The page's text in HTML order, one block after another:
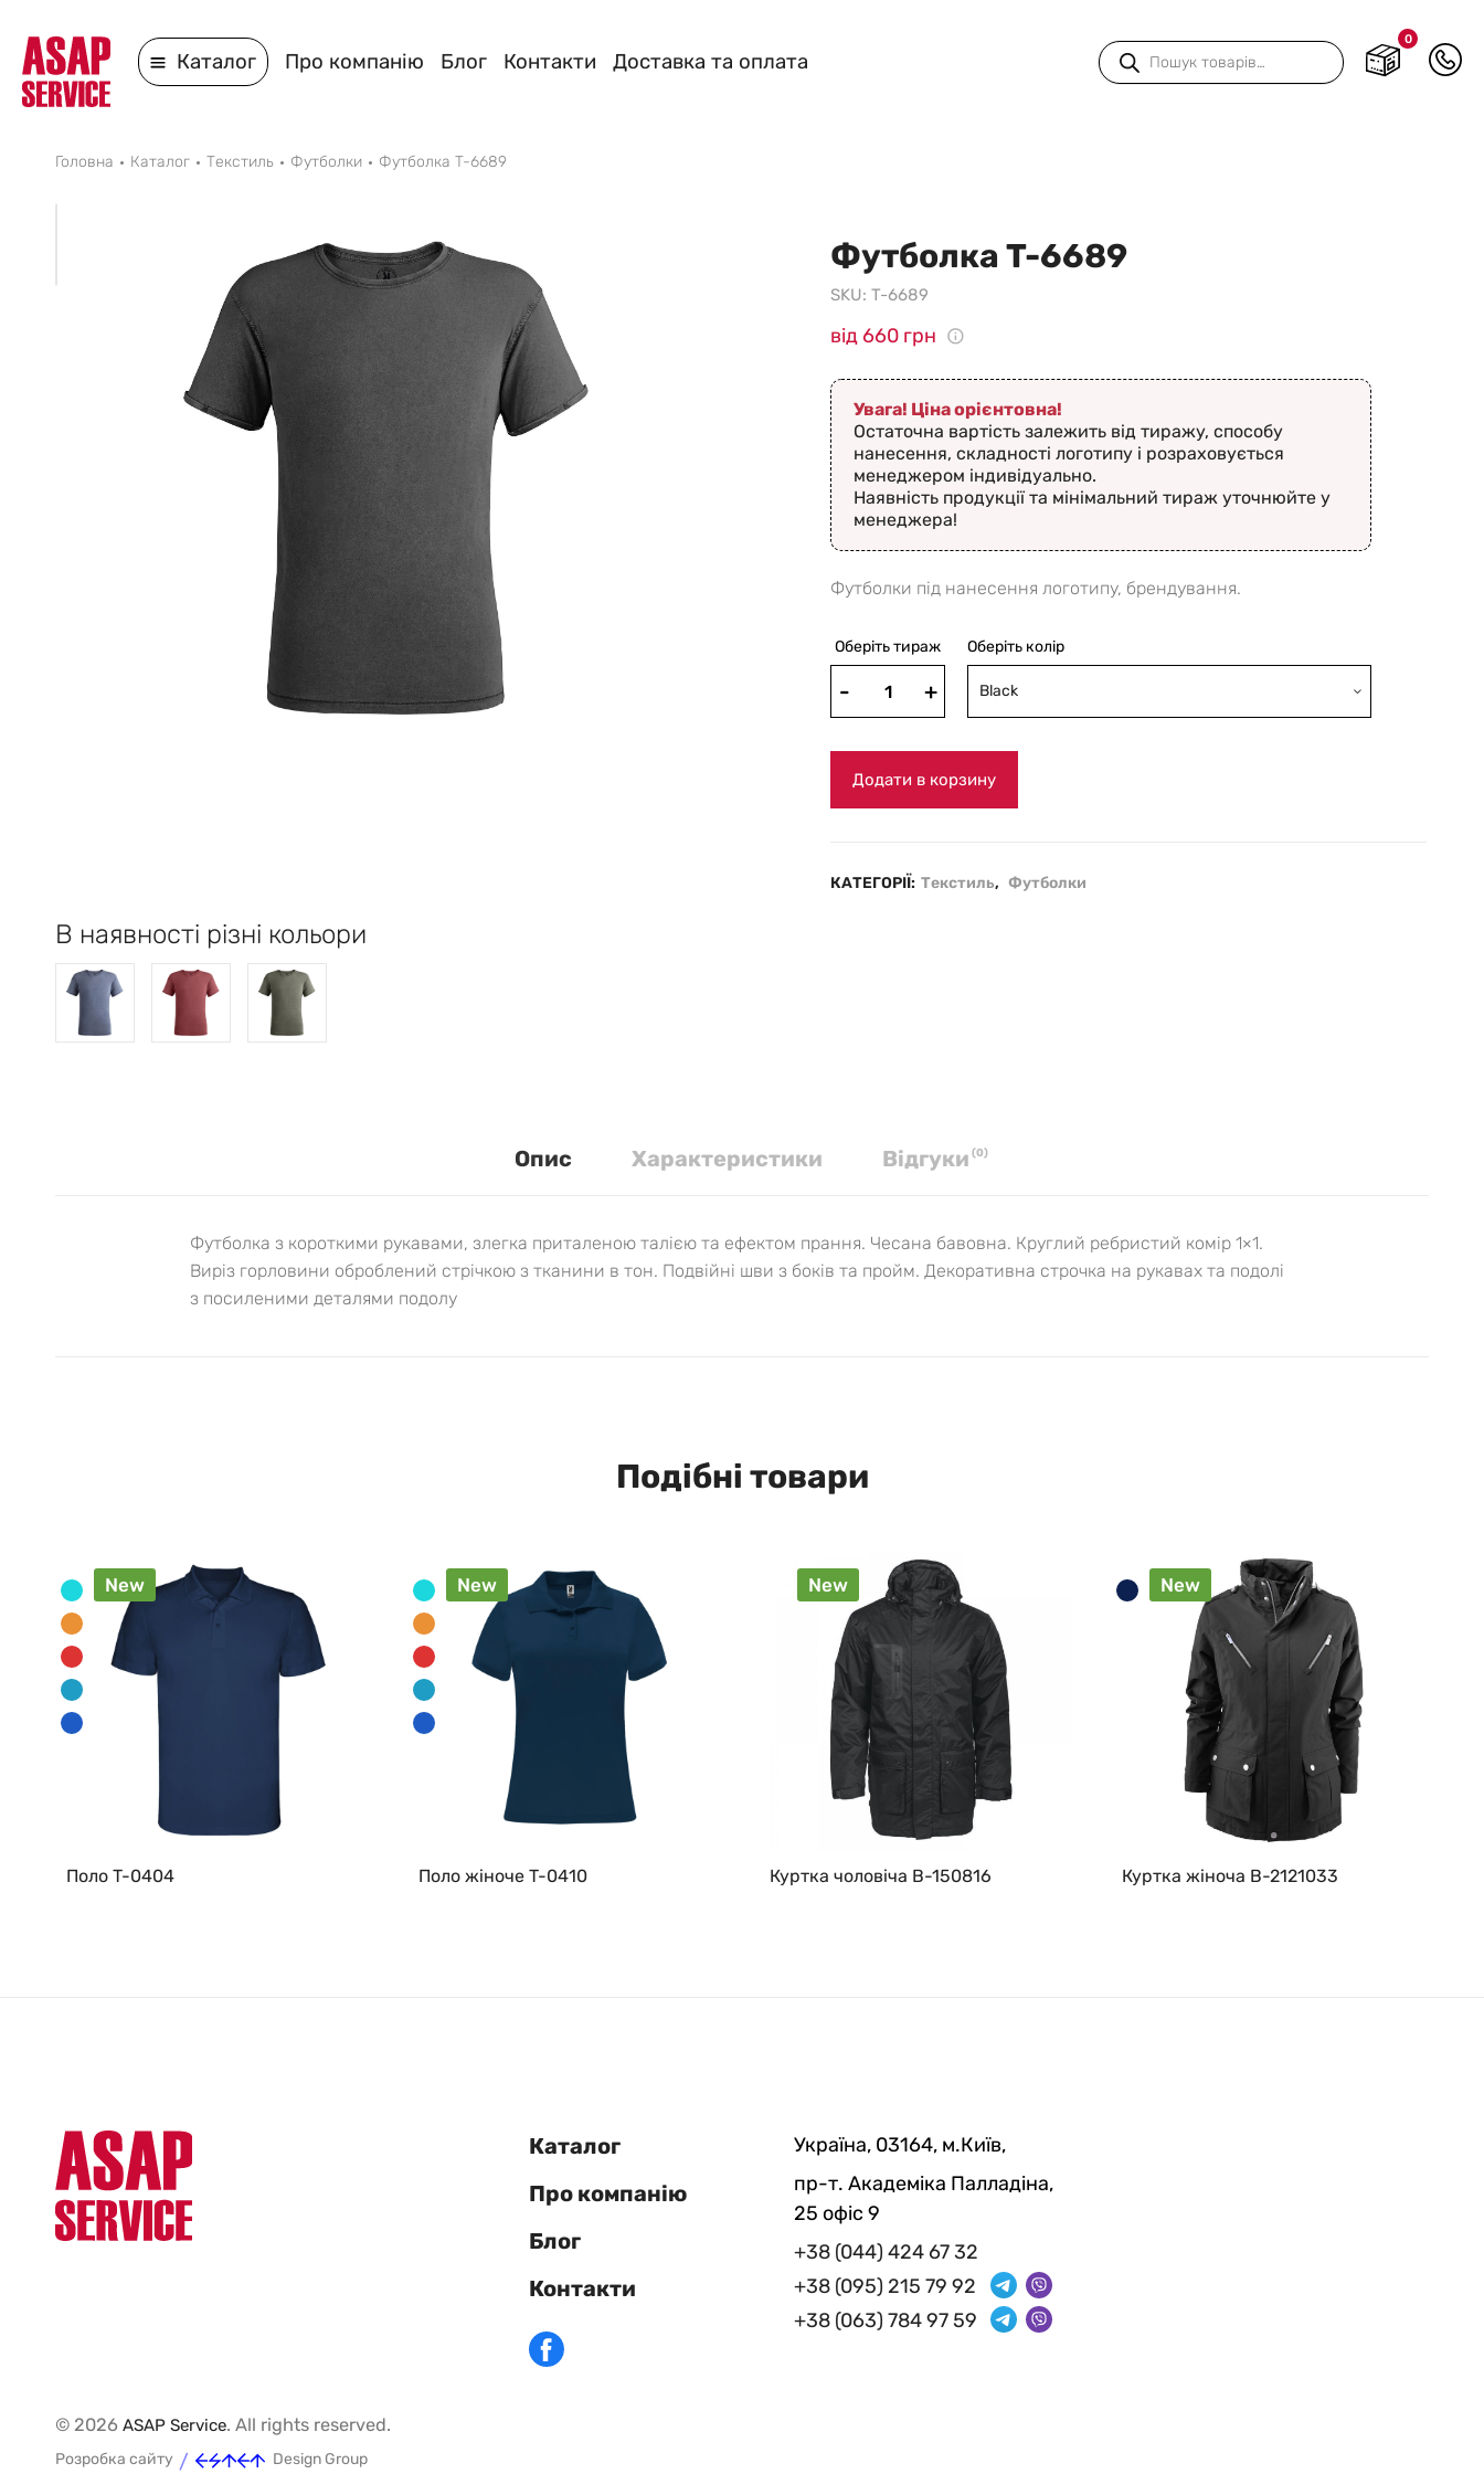
Каталог Про компанію Блог Контакти Доставка та оплата
Пошук
товарів
0
Головна Каталог Текстиль Футболки Футболка T-6689
Футболка T-6689
SKU: T-6689
від 660 грн
Увага! Ціна орієнтовна!
Остаточна вартість залежить від тиражу, способу
нанесення, складності логотипу і розраховується
менеджером індивідуально.
Наявність продукції та мінімальний тираж уточнюйте у
менеджера!
Футболки під нанесення логотипу, брендування.
Оберіть тираж Оберіть колір
Black
Додати в корзину
КАТЕГОРІЇ: Текстиль, Футболки
В наявності різні кольори
Опис Характеристики Вiдгуки (0)
Футболка з короткими рукавами, злегка приталеною талією та ефектом прання. Чесана бавовна. Круглий ребристий комір 1×1.
Виріз горловини оброблений стрічкою з тканини в тон. Подвійні шви з боків та пройм. Декоративна строчка на рукавах та подолі
з посиленими деталями подолу
Подібні товари
New
Поло T-0404
New
Поло жіноче T-0410
New
Куртка чоловіча B-150816
New
Куртка жіноча B-2121033
Каталог
Про компанію
Блог
Контакти
Україна, 03164, м.Київ,
пр-т. Академіка Палладіна,
25 офіс 9
+38 (044) 424 67 32
+38 (095) 215 79 92
+38 (063) 784 97 59
© 2026 ASAP Service. All rights reserved.
Розробка сайту / Design Group